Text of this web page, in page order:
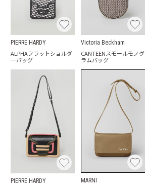
PIERRE HARDY
ALPHAフラットショルダ
ーバッグ
Victoria Beckham
CANTEENスモールモノグ
ラムバッグ
PIERRE HARDY MARNI